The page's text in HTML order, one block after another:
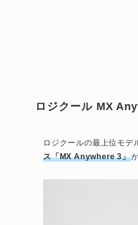
ロジクール MX
ロジクールの最上位モデ
ス「MX Anywhere 3」